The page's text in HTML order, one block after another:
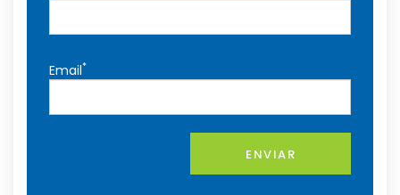
Email*
ENVIAR